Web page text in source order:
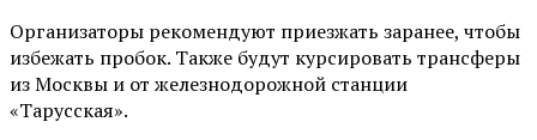
Организаторы рекомендуют приезжать заранее, чтобы
избежать пробок. Также будут курсировать трансферы
из Москвы и от железнодорожной станции
«Тарусская».